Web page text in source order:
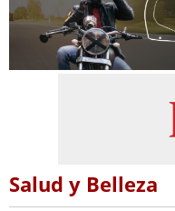
Salud y Belleza